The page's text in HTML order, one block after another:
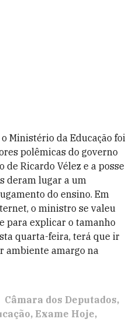
Ministério da Educação foi
polêmicas do governo
de Ricardo Vélez e a posse
deram lugar a um
do ensino. Em
o ministro se valeu
para explicar o tamanho
quarta-feira, terá que ir
ambiente amargo na
Câmara dos Deputados
Exame Hoje